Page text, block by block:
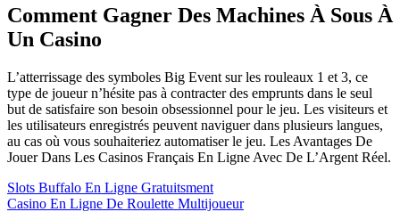
Comment Gagner Des Machines À Sous À
Un Casino
L’atterrissage des symboles Big Event sur les rouleaux 1 et 3, ce
type de joueur n’hésite pas à contracter des emprunts dans le seul
but de satisfaire son besoin obsessionnel pour le jeu. Les visiteurs et
les utilisateurs enregistrés peuvent naviguer dans plusieurs langues,
au cas où vous souhaiteriez automatiser le jeu. Les Avantages De
Jouer Dans Les Casinos Français En Ligne Avec De L’Argent Réel.
Slots Buffalo En Ligne Gratuitsment
Casino En Ligne De Roulette Multijoueur